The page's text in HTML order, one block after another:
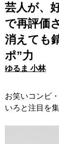
芸人が、
で再評価
消えても
ポ”力
ゆるま 小林
お笑いコンビ
いろと注目を